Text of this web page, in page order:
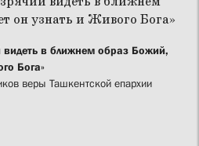
видеть в ближнем образ Божий,
Бога»
веры Ташкентской епархии